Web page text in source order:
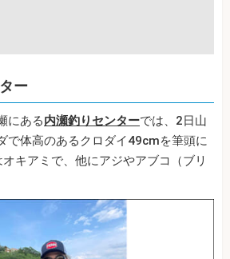
ー
にある内瀬釣りセンターでは、2日山
で体高のあるクロダイ49cmを筆頭に
キアミで、他にアジやアブコ（ブリ